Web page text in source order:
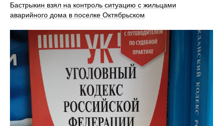
Бастрыкин взял на контроль ситуацию с жильцами
аварийного дома в поселке Октябрьском